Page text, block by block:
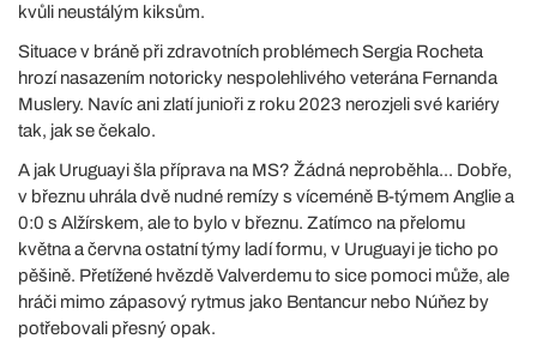
kvůli neustálým kiksům.
Situace v bráně při zdravotních problémech Sergia Rocheta
hrozí nasazením notoricky nespolehlivého veterána Fernanda
Muslery. Navíc ani zlatí junioři z roku 2023 nerozjeli své kariéry
tak, jak se čekalo.
A jak Uruguayi šla příprava na MS? Žádná neproběhla... Dobře,
v březnu uhrála dvě nudné remízy s víceméně B-týmem Anglie a
0:0 s Alžírskem, ale to bylo v březnu. Zatímco na přelomu
května a června ostatní týmy ladí formu, v Uruguayi je ticho po
pěšině. Přetížené hvězdě Valverdemu to sice pomoci může, ale
hráči mimo zápasový rytmus jako Bentancur nebo Núňez by
potřebovali přesný opak.